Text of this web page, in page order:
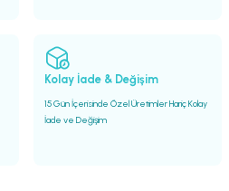
Kolay İade & Değişim
15 Gün İçerisinde Özel Üretimler Hariç Kolay
İade ve Değişim